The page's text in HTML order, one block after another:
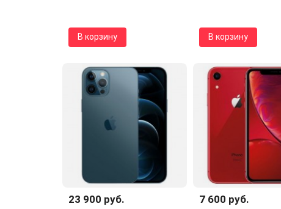
В корзину В корзину
23 900 руб. 7 600 руб.